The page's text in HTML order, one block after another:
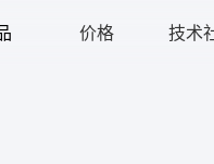
价格 技术